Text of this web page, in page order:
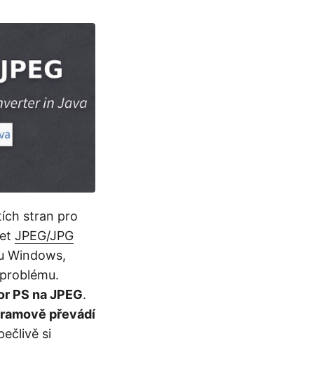
stran pro
JPEG/JPG
Windows,
PS na JPEG.
převádí
si